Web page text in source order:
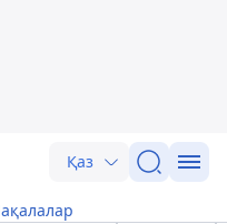
Қаз